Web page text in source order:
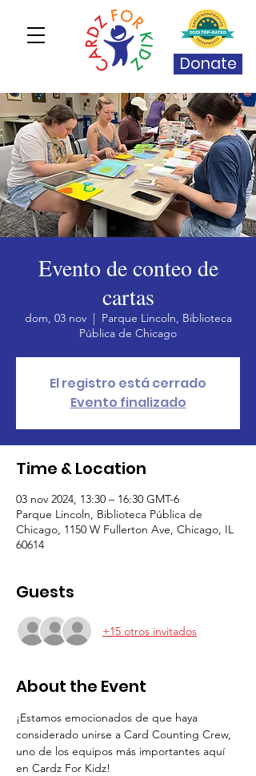
Donate
Evento de conteo de
cartas
dom, 03 nov
  |
Parque Lincoln, Biblioteca
Pública de Chicago
El registro está cerrado
Evento finalizado
Time & Location
03 nov 2024, 13:30 – 16:30 GMT-6
Parque Lincoln, Biblioteca Pública de
Chicago, 1150 W Fullerton Ave, Chicago, IL
60614
Guests
+15 otros invitados
About the Event
¡Estamos emocionados de que haya
considerado unirse a Card Counting Crew,
uno de los equipos más importantes aquí
en Cardz For Kidz!